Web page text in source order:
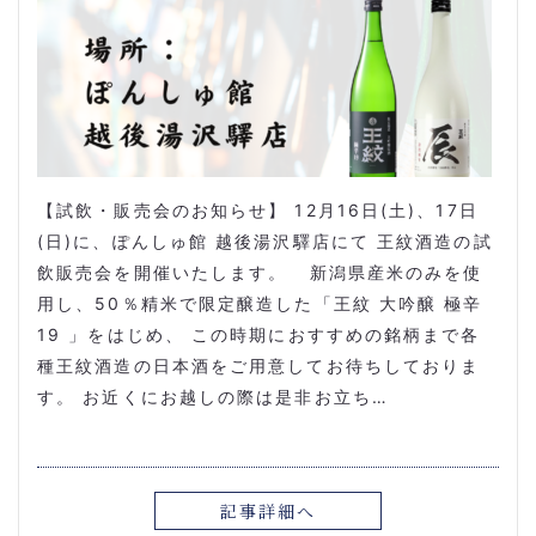
【試飲・販売会のお知らせ】 12月16日(土)、17日
(日)に、ぽんしゅ館 越後湯沢驛店にて 王紋酒造の試
飲販売会を開催いたします。 新潟県産米のみを使
用し、50％精米で限定醸造した「王紋 大吟醸 極辛
19 」をはじめ、 この時期におすすめの銘柄まで各
種王紋酒造の日本酒をご用意してお待ちしておりま
す。 お近くにお越しの際は是非お立ち…
記事詳細へ